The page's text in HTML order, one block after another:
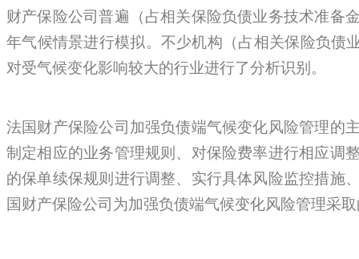
财产保险公司普遍（占相关保险负债业务技术准备
年气候情景进行模拟。不少机构（占相关保险负债
对受气候变化影响较大的行业进行了分析识别。
法国财产保险公司加强负债端气候变化风险管理的
制定相应的业务管理规则、对保险费率进行相应调
的保单续保规则进行调整、实行具体风险监控措施
国财产保险公司为加强负债端气候变化风险管理采